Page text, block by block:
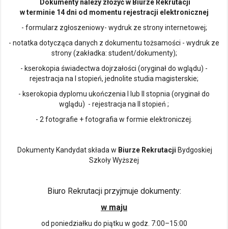
Dokumenty należy złożyć w Biurze Rekrutacji
w terminie 14 dni od momentu rejestracji elektronicznej
- formularz zgłoszeniowy- wydruk ze strony internetowej;
- notatka dotycząca danych z dokumentu tożsamości - wydruk ze
strony (zakładka: student/dokumenty);
- kserokopia świadectwa dojrzałości (oryginał do wglądu) -
rejestracja na I stopień, jednolite studia magisterskie;
- kserokopia dyplomu ukończenia I lub II stopnia (oryginał do
wglądu) - rejestracja na II stopień ;
- 2 fotografie + fotografia w formie elektroniczej.
Dokumenty Kandydat składa w Biurze Rekrutacji Bydgoskiej
Szkoły Wyższej
Biuro Rekrutacji przyjmuje dokumenty:
w maju
od poniedziałku do piątku w godz. 7:00–15:00